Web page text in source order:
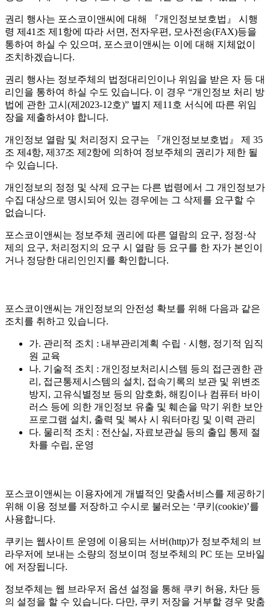
권리 행사는 포스코이앤씨에 대해 『개인정보보호법』 시행
령 제41조 제1항에 따라 서면, 전자우편, 모사전송(FAX)등을
통하여 하실 수 있으며, 포스코이앤씨는 이에 대해 지체없이
조치하겠습니다.
권리 행사는 정보주체의 법정대리인이나 위임을 받은 자 등 대
리인을 통하여 하실 수도 있습니다. 이 경우 “개인정보 처리 방
법에 관한 고시(제2023-12호)” 별지 제11호 서식에 따른 위임
장을 제출하셔야 합니다.
개인정보 열람 및 처리정지 요구는 『개인정보보호법』 제 35
조 제4항, 제37조 제2항에 의하여 정보주체의 권리가 제한 될
수 있습니다.
개인정보의 정정 및 삭제 요구는 다른 법령에서 그 개인정보가
수집 대상으로 명시되어 있는 경우에는 그 삭제를 요구할 수
없습니다.
포스코이앤씨는 정보주체 권리에 따른 열람의 요구, 정정·삭
제의 요구, 처리정지의 요구 시 열람 등 요구를 한 자가 본인이
거나 정당한 대리인인지를 확인합니다.
포스코이앤씨는 개인정보의 안전성 확보를 위해 다음과 같은
조치를 취하고 있습니다.
가. 관리적 조치 : 내부관리계획 수립 · 시행, 정기적 임직
원 교육
나. 기술적 조치 : 개인정보처리시스템 등의 접근권한 관
리, 접근통제시스템의 설치, 접속기록의 보관 및 위변조
방지, 고유식별정보 등의 암호화, 해킹이나 컴퓨터 바이
러스 등에 의한 개인정보 유출 및 훼손을 막기 위한 보안
프로그램 설치, 출력 및 복사 시 워터마킹 및 이력 관리
다. 물리적 조치 : 전산실, 자료보관실 등의 출입 통제 절
차를 수립, 운영
포스코이앤씨는 이용자에게 개별적인 맞춤서비스를 제공하기
위해 이용 정보를 저장하고 수시로 불러오는 ‘쿠키(cookie)’를
사용합니다.
쿠키는 웹사이트 운영에 이용되는 서버(http)가 정보주체의 브
라우저에 보내는 소량의 정보이며 정보주체의 PC 또는 모바일
에 저장됩니다.
정보주체는 웹 브라우저 옵션 설정을 통해 쿠키 허용, 차단 등
의 설정을 할 수 있습니다. 다만, 쿠키 저장을 거부할 경우 맞춤